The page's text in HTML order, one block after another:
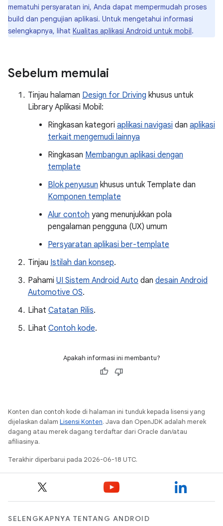
mematuhi persyaratan ini, Anda dapat mempermudah proses
build dan pengujian aplikasi. Untuk mengetahui informasi
selengkapnya, lihat Kualitas aplikasi Android untuk mobil.
Sebelum memulai
Tinjau halaman Design for Driving khusus untuk
Library Aplikasi Mobil:
Ringkasan kategori aplikasi navigasi dan aplikasi
terkait mengemudi lainnya
Ringkasan Membangun aplikasi dengan
template
Blok penyusun khusus untuk Template dan
Komponen template
Alur contoh yang menunjukkan pola
pengalaman pengguna (UX) umum
Persyaratan aplikasi ber-template
Tinjau Istilah dan konsep.
Pahami UI Sistem Android Auto dan desain Android
Automotive OS.
Lihat Catatan Rilis.
Lihat Contoh kode.
Apakah informasi ini membantu?
Konten dan contoh kode di halaman ini tunduk kepada lisensi yang
dijelaskan dalam Lisensi Konten. Java dan OpenJDK adalah merek
dagang atau merek dagang terdaftar dari Oracle dan/atau
afiliasinya.
Terakhir diperbarui pada 2026-06-18 UTC.
SELENGKAPNYA TENTANG ANDROID